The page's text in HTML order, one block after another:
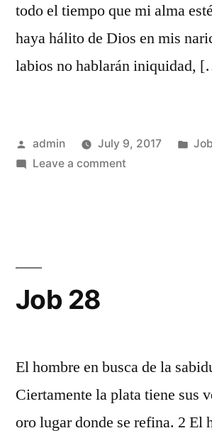
todo el tiempo que mi alma
haya hálito de Dios en mis
labios no hablarán iniquidad,
Posted
by
admin July 9, 2017
Job
Leave a commenton
Job 28
El hombre en busca de la
Ciertamente la plata tiene sus
oro lugar donde se refina. 2 El